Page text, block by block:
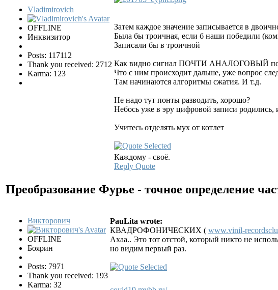
Vladimirovich
OFFLINE
Инквизитор
Posts: 117112
Thank you received: 2712
Karma: 123
Затем каждое значение записывается в
Была бы троичная, если б наши победили
Записали бы в троичной
Как видно сигнал ПОЧТИ АНАЛОГОВЫЙ
Что с ним происходит дальше, уже вопрос
Там начинаются алгоритмы сжатия. И т.д.
Не надо тут понты разводить, хорошо?
Небось уже в эру цифровой записи родились,
Учитесь отделять мух от котлет
Каждому - своё.
Reply Quote
Преобразование Фурье - точное определение
Викторович
OFFLINE
Боярин
Posts: 7971
Thank you received: 193
Karma: 32
PauLita wrote:
КВАДРОФОНИЧЕСКИХ ( www.vinil-
Ахаа.. Это тот отстой, который никто не
но видим первый раз.